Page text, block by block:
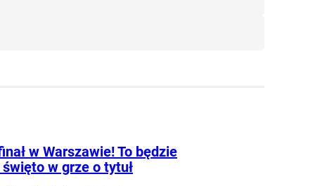
w Warszawie! To będzie
w grze o tytuł